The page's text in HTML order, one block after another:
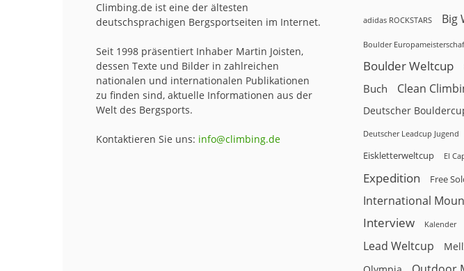
Climbing.de ist eine der ältesten
deutschsprachigen Bergsportseiten im Internet.
Seit 1998 präsentiert Inhaber Martin Joisten,
dessen Texte und Bilder in zahlreichen
nationalen und internationalen Publikationen
zu finden sind, aktuelle Informationen aus der
Welt des Bergsports.
Kontaktieren Sie uns: info@climbing.de
adidas ROCKSTARS Big
Boulder
Boulder Weltcup
Buch Clean
Deutscher
Deutscher Leadcup Jugend
Eiskletterweltcup El
Expedition Free
International
Interview Kalender
Lead Weltcup